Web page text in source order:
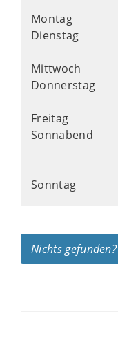
Montag
Dienstag
Mittwoch
Donnerstag
Freitag
Sonnabend
Sonntag
Nichts gefunden?